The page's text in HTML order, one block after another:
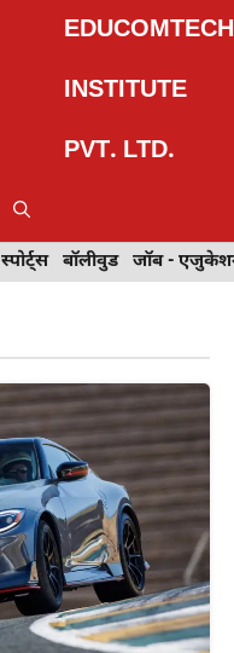
EDUCOMTECH
INSTITUTE
PVT. LTD.
ट्रेवल बॉलीवुड जॉब - एजुकेशन
स्पोर्ट्स बॉलीवुड जॉब -